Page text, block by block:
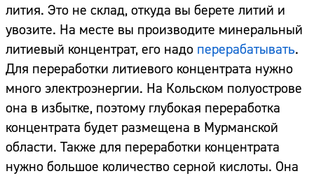
лития. Это не склад, откуда вы берете литий и
увозите. На месте вы производите минеральный
литиевый концентрат, его надо перерабатывать.
Для переработки литиевого концентрата нужно
много электроэнергии. На Кольском полуострове
она в избытке, поэтому глубокая переработка
концентрата будет размещена в Мурманской
области. Также для переработки концентрата
нужно большое количество серной кислоты. Она